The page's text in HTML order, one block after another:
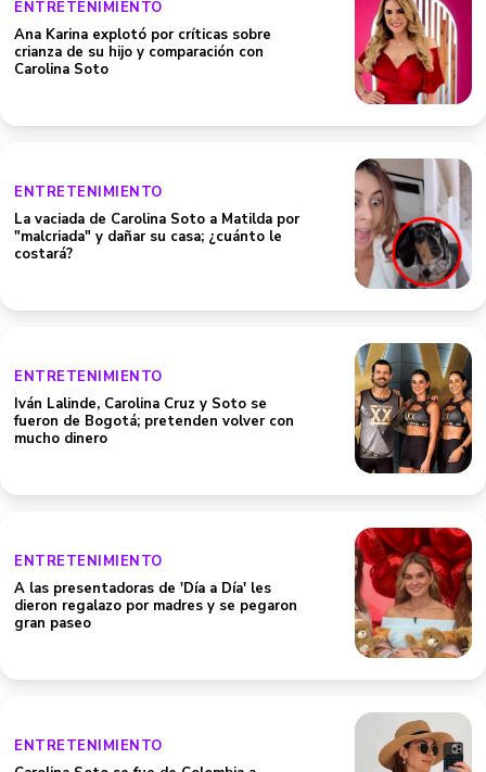
ENTRETENIMIENTO
Ana Karina explotó por críticas sobre
crianza de su hijo y comparación con
Carolina Soto
ENTRETENIMIENTO
La vaciada de Carolina Soto a Matilda por
"malcriada" y dañar su casa; ¿cuánto le
costará?
ENTRETENIMIENTO
Iván Lalinde, Carolina Cruz y Soto se
fueron de Bogotá; pretenden volver con
mucho dinero
ENTRETENIMIENTO
A las presentadoras de 'Día a Día' les
dieron regalazo por madres y se pegaron
gran paseo
ENTRETENIMIENTO